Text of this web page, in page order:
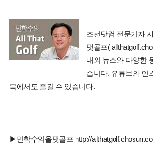
조선닷컴 전문기자
댓골프(
내외 뉴스와 다양한
습니다. 유튜브와 인
북에서도 즐길 수 있습니다.
▶민학수의올댓골프 http://